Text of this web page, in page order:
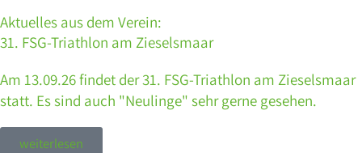
Aktuelles aus dem Verein:
31. FSG-Triathlon am Zieselsmaar
Am 13.09.26 findet der 31. FSG-Triathlon am Zieselsmaar
statt. Es sind auch "Neulinge" sehr gerne gesehen.
weiterlesen